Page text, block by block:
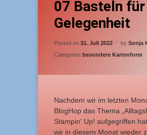
07 Basteln für
Gelegenheit
Posted on31. Juli 2022 bySonja
Categories:besondere Kartenform
Nachdem wir im letzten
BlogHop das Thema
Stampin‘ Up! aufgegriffen
wir in diesem Monat wieder
Aufstellkarte
mittelschwer
Schachtel